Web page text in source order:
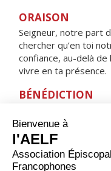
ORAISON
Seigneur, notre part
chercher qu’en toi
confiance, au-delà
vivre en ta présence.
BÉNÉDICTION
dans le Christ Jésus,
HYMNE : Ô
ALLÉLUIA !